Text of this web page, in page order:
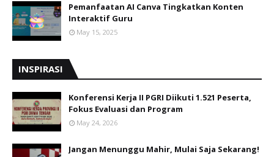
Pemanfaatan AI Canva Tingkatkan Konten
Interaktif Guru
May 15, 2025
INSPIRASI
Konferensi Kerja II PGRI Diikuti 1.521 Peserta,
Fokus Evaluasi dan Program
May 24, 2026
Jangan Menunggu Mahir, Mulai Saja Sekarang!